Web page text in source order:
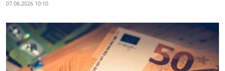
07.08.2026 10:10